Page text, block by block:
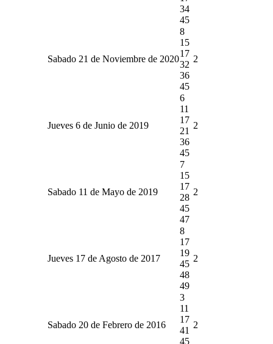
34
45
Sabado 21 de Noviembre de 2020
8
15
17
32
36
45
2
Jueves 6 de Junio de 2019
6
11
17
21
36
45
2
Sabado 11 de Mayo de 2019
7
15
17
28
45
47
2
Jueves 17 de Agosto de 2017
8
17
19
45
48
49
2
Sabado 20 de Febrero de 2016
3
11
17
41
45
2